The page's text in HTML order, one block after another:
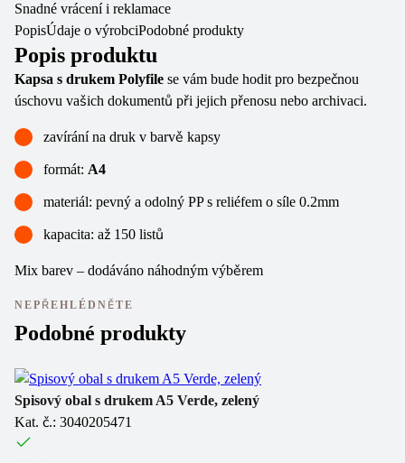
Snadné vrácení i reklamace
PopisÚdaje o výrobciPodobné produkty
Popis produktu
Kapsa s drukem Polyfile se vám bude hodit pro bezpečnou
úschovu vašich dokumentů při jejich přenosu nebo archivaci.
zavírání na druk v barvě kapsy
formát: A4
materiál: pevný a odolný PP s reliéfem o síle 0.2mm
kapacita: až 150 listů
Mix barev – dodáváno náhodným výběrem
NEPŘEHLÉDNĚTE
Podobné produkty
Spisový obal s drukem A5 Verde, zelený
Kat. č.: 3040205471